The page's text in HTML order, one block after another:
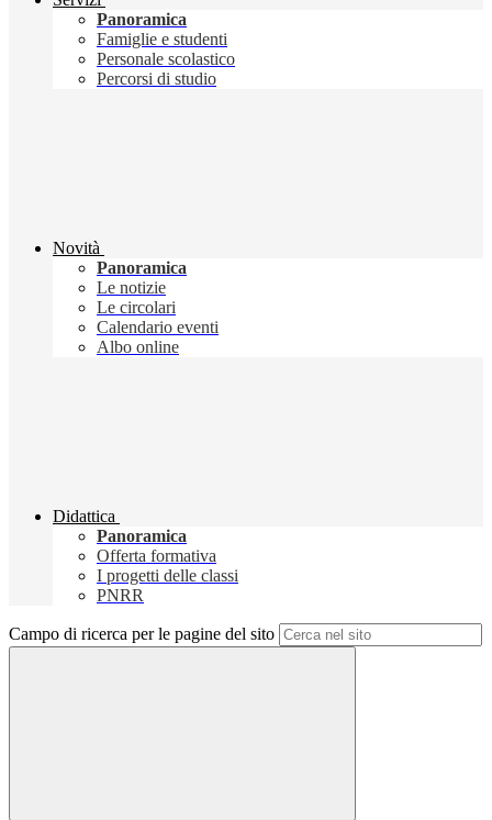
Panoramica
Famiglie e studenti
Personale scolastico
Percorsi di studio
Novità
Panoramica
Le notizie
Le circolari
Calendario eventi
Albo online
Didattica
Panoramica
Offerta formativa
I progetti delle classi
PNRR
Campo di ricerca per le pagine del sito